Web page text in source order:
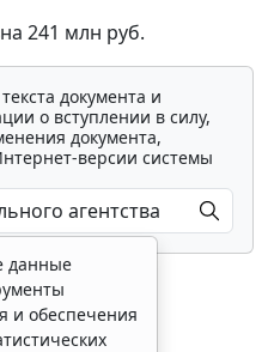
241 млн руб.
документа и
о вступлении в силу,
документа,
версии системы
данные
и обеспечения